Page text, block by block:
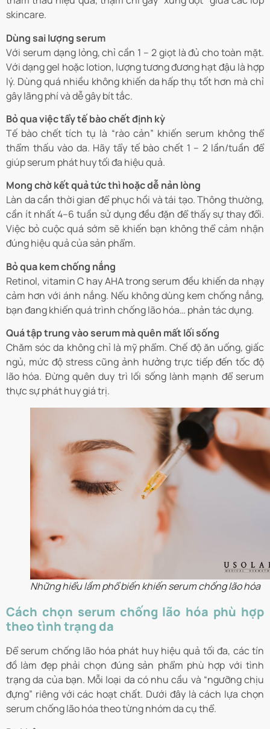
skincare.
Dùng sai lượng serum
Với serum dạng lỏng, chỉ cần 1 – 2 giọt là đủ cho toàn mặt.
Với dạng gel hoặc lotion, lượng tương đương hạt đậu là hợp
lý. Dùng quá nhiều không khiến da hấp thụ tốt hơn mà chỉ
gây lãng phí và dễ gây bít tắc.
Bỏ qua việc tẩy tế bào chết định kỳ
Tế bào chết tích tụ là “rào cản” khiến serum không thể
thẩm thấu vào da. Hãy tẩy tế bào chết 1 – 2 lần/tuần để
giúp serum phát huy tối đa hiệu quả.
Mong chờ kết quả tức thì hoặc dễ nản lòng
Làn da cần thời gian để phục hồi và tái tạo. Thông thường,
cần ít nhất 4–6 tuần sử dụng đều đặn để thấy sự thay đổi.
Việc bỏ cuộc quá sớm sẽ khiến bạn không thể cảm nhận
đúng hiệu quả của sản phẩm.
Bỏ qua kem chống nắng
Retinol, vitamin C hay AHA trong serum đều khiến da nhạy
cảm hơn với ánh nắng. Nếu không dùng kem chống nắng,
bạn đang khiến quá trình chống lão hóa… phản tác dụng.
Quá tập trung vào serum mà quên mất lối sống
Chăm sóc da không chỉ là mỹ phẩm. Chế độ ăn uống, giấc
ngủ, mức độ stress cũng ảnh hưởng trực tiếp đến tốc độ
lão hóa. Đừng quên duy trì lối sống lành mạnh để serum
thực sự phát huy giá trị.
Những hiểu lầm phổ biến khiến serum chống lão hóa
Cách chọn serum chống lão hóa phù hợp
theo tình trạng da
Để serum chống lão hóa phát huy hiệu quả tối đa, các tín
đồ làm đẹp phải chọn đúng sản phẩm phù hợp với tình
trạng da của bạn. Mỗi loại da có nhu cầu và “ngưỡng chịu
đựng” riêng với các hoạt chất. Dưới đây là cách lựa chọn
serum chống lão hóa theo từng nhóm da cụ thể.